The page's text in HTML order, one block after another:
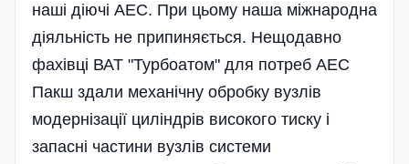
наші діючі АЕС. При цьому наша міжнародна
діяльність не припиняється. Нещодавно
фахівці ВАТ "Турбоатом" для потреб АЕС
Пакш здали механічну обробку вузлів
модернізації циліндрів високого тиску і
запасні частини вузлів системи